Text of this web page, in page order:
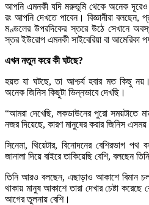
আপনি এমনকী যদি মরুভূমি থেকে অনেক
রং আপনি দেখতে পাবেন। বিজ্ঞানীরা বলছেন,
মণ্ডলের উপরদিকের স্তরে উঠে সেখানে
স্তর ইউরোপ এমনকী সাইবেরিয়া বা আমেরিকা
এখন নতুন করে কী ঘটছে?
হয়ত যা ঘটছে, তা আশ্চর্য হবার মত কিছু
অনেক জিনিস কিছুটা ভিন্নভাবে দেখছি।
“আমরা দেখেছি, লকডাউনের পুরো সময়টাতে
নজর দিয়েছে, কারণ মানুষের করার জিনিস
সিনেমা, থিয়েটার, বিনোদনের বেশিরভাগ পথ
জানালা দিয়ে বাইরে তাকিয়েছি বেশি, বলছেন
তিনি আরও বলছেন, এছাড়াও আকাশে বিমান
থাকায় মানুষ আকাশে তারা দেখার চেষ্টা
আগের তুলনায় বেশি।